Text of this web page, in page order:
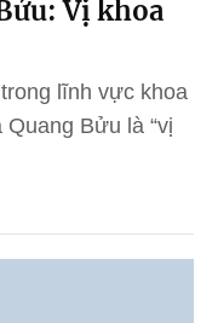
Vị khoa
lĩnh vực khoa
Bửu là “vị